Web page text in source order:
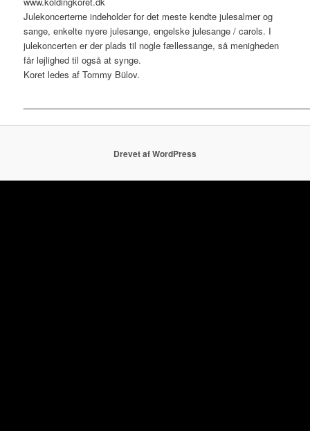
Julekoncerterne indeholder for det meste kendte julesalmer og
sange, enkelte nyere julesange, engelske julesange / carols. I
julekoncerten er der plads til nogle fællessange, så menigheden
får lejlighed til også at synge.
Koret ledes af Tommy Bülov.
Drevet af WordPress